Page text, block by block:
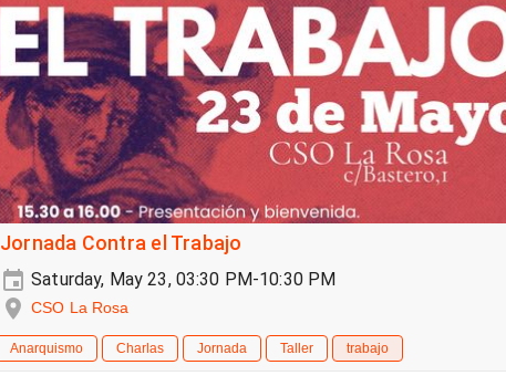
Jornada Contra el Trabajo
Saturday, May 23, 03:30 PM-10:30 PM
CSO La Rosa
Anarquismo Charlas Jornada Taller trabajo